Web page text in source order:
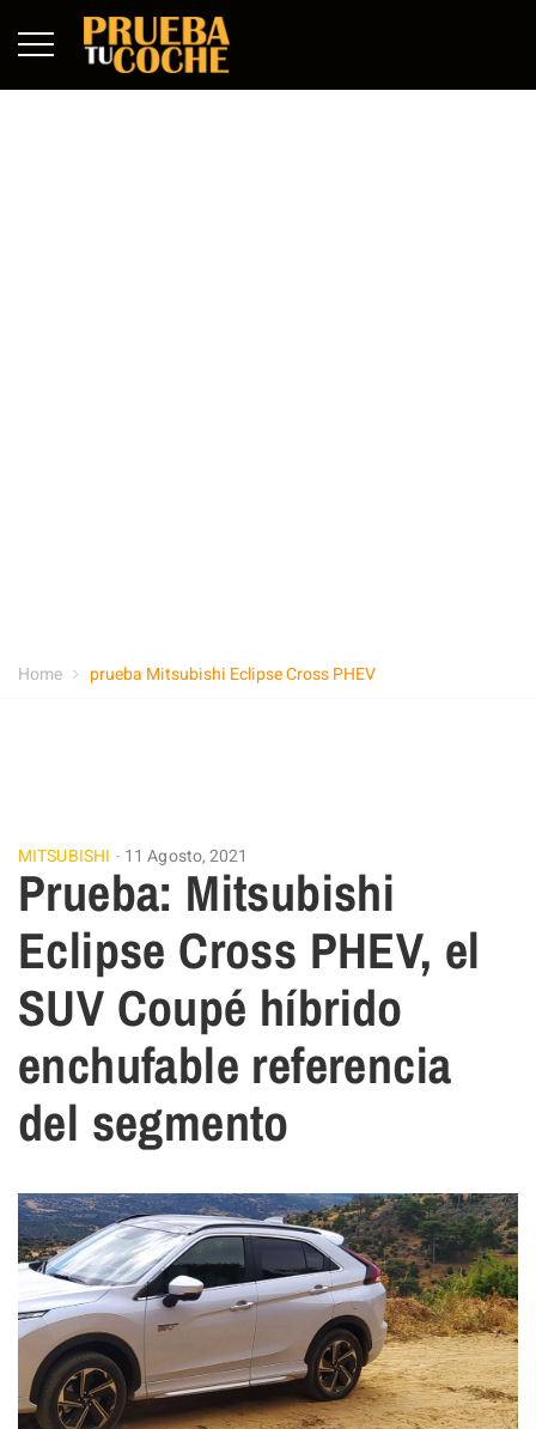
Home prueba Mitsubishi Eclipse Cross PHEV
MITSUBISHI 11 Agosto, 2021
Prueba: Mitsubishi
Eclipse Cross PHEV, el
SUV Coupé híbrido
enchufable referencia
del segmento